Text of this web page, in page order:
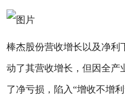
棒杰股份营收增长以及净利
动了其营收增长，但因全产
了净亏损，陷入“增收不增利